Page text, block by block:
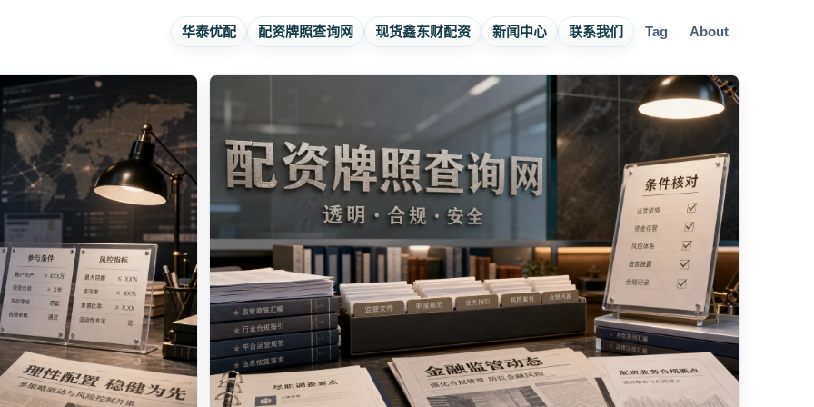
华泰优配 配资牌照查询网 现货鑫东财配资 新闻中心 联系我们 Tag About